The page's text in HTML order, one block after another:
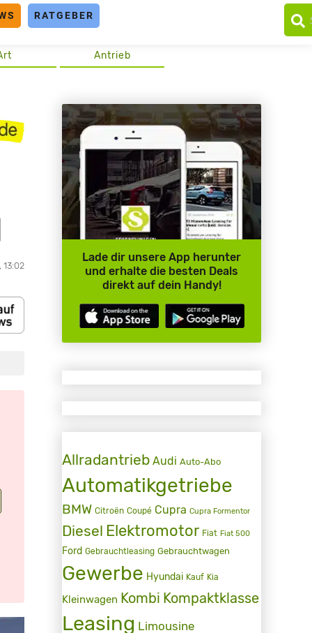
RATGEBER
Antrieb
13:02
Lade dir unsere App herunter
und erhalte die besten Deals
direkt auf dein Handy!
Allradantrieb Audi Auto-Abo
Automatikgetriebe
BMW Citroën Coupé Cupra Cupra Formentor
Diesel Elektromotor Fiat Fiat 500
Ford Gebrauchtleasing Gebrauchtwagen
Gewerbe Hyundai Kauf Kia
Kleinwagen Kombi Kompaktklasse
Leasing Limousine